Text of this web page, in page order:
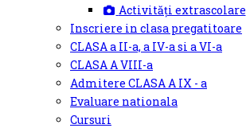
Activități extrascolare
Inscriere in clasa pregatitoare
CLASA a II-a, a IV-a si a VI-a
CLASA A VIII-a
Admitere CLASA A IX - a
Evaluare nationala
Cursuri